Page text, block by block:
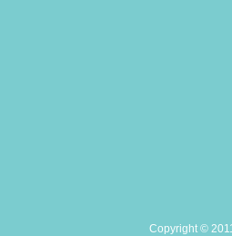
Copyright ©